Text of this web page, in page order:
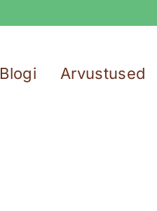
Blogi Arvustused